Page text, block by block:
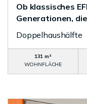
Ob klassisches
Generationen,
Doppelhaushälfte
131 m²
WOHNFLÄCHE